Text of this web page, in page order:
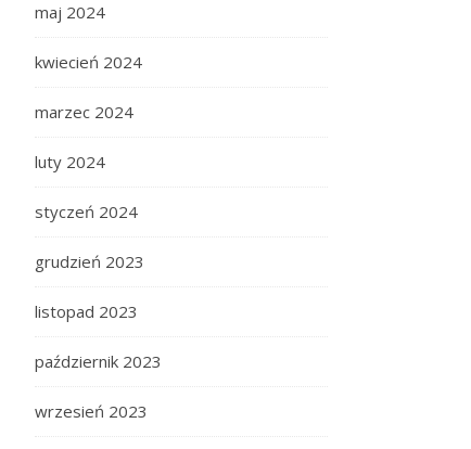
maj 2024
kwiecień 2024
marzec 2024
luty 2024
styczeń 2024
grudzień 2023
listopad 2023
październik 2023
wrzesień 2023